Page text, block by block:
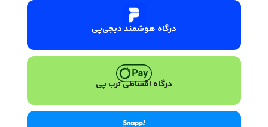
درگاه هوشمند دیجی‌پی
درگاه اقساطی ترب پی